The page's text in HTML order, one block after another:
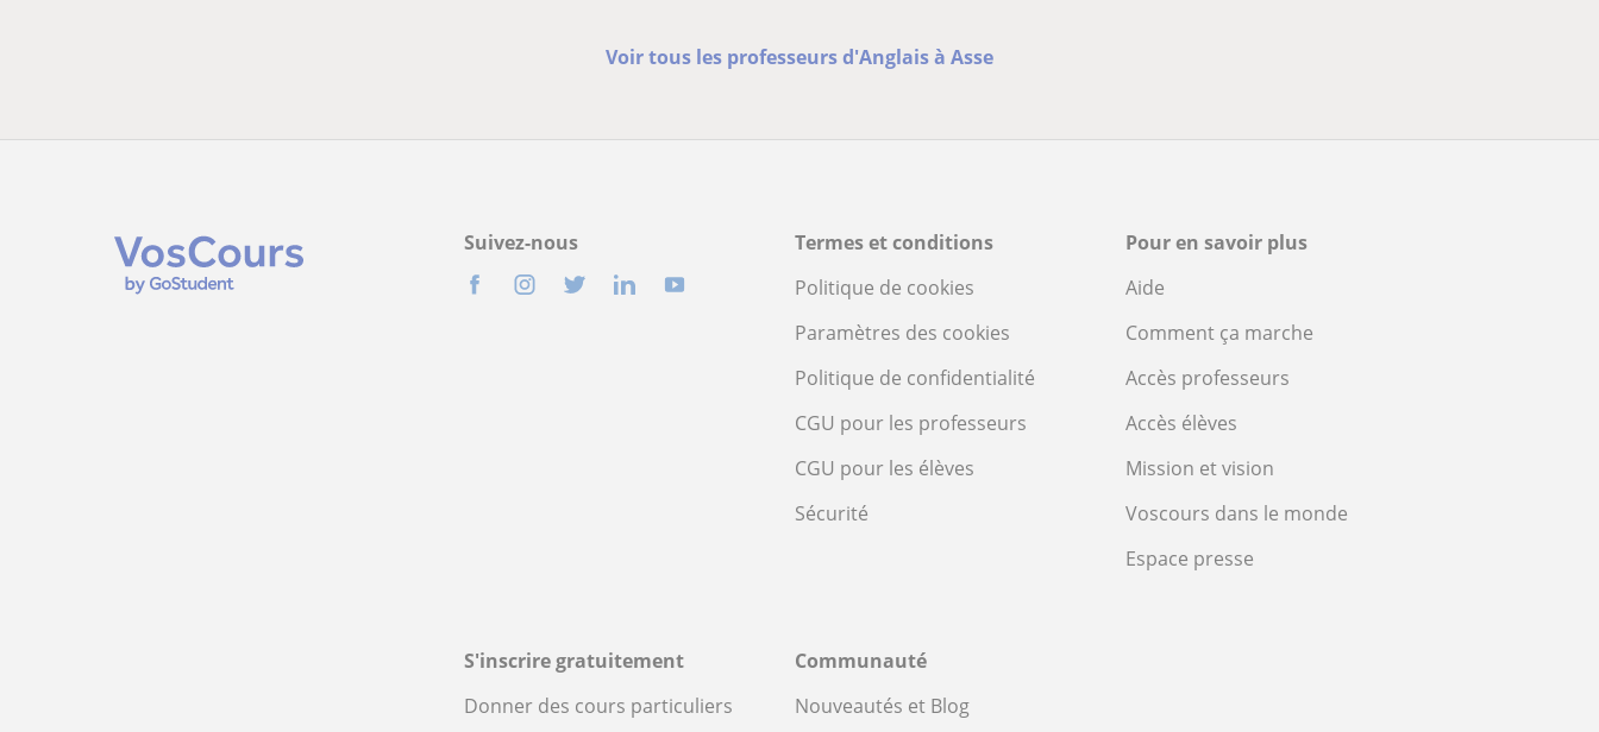
Voir tous les professeurs d'Anglais à Asse
Suivez-nous
Termes et conditions
Politique de cookies
Paramètres des cookies
Politique de confidentialité
CGU pour les professeurs
CGU pour les élèves
Sécurité
Pour en savoir plus
Aide
Comment ça marche
Accès professeurs
Accès élèves
Mission et vision
Voscours dans le monde
Espace presse
S'inscrire gratuitement
Donner des cours particuliers
Communauté
Nouveautés et Blog